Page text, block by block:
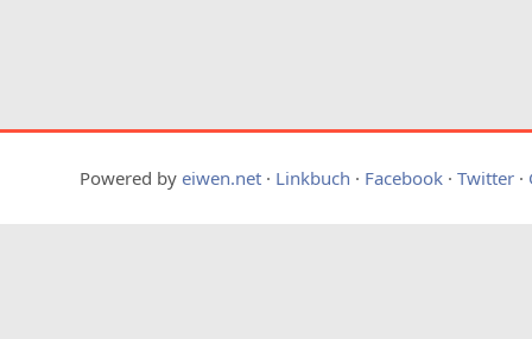
Powered by eiwen.net · Linkbuch · Facebook · Twitter ·